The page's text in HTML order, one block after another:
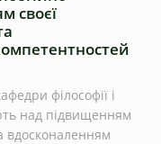
своєї
філософії і
над підвищенням
вдосконаленням